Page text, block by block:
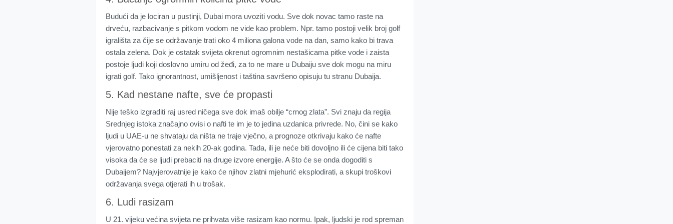
Budući da je lociran u pustinji, Dubai mora uvoziti vodu. Sve dok novac tamo raste na
drveću, razbacivanje s pitkom vodom ne vide kao problem. Npr. tamo postoji velik broj golf
igrališta za čije se održavanje trati oko 4 miliona galona vode na dan, samo kako bi trava
ostala zelena. Dok je ostatak svijeta okrenut ogromnim nestašicama pitke vode i zaista
postoje ljudi koji doslovno umiru od žeđi, za to ne mare u Dubaiju sve dok mogu na miru
igrati golf. Tako ignorantnost, umišljenost i taština savršeno opisuju tu stranu Dubaija.
5. Kad nestane nafte, sve će propasti
Nije teško izgraditi raj usred ničega sve dok imaš obilje “crnog zlata”. Svi znaju da regija
Srednjeg istoka značajno ovisi o nafti te im je to jedina uzdanica privrede. No, čini se kako
ljudi u UAE-u ne shvataju da ništa ne traje vječno, a prognoze otkrivaju kako će nafte
vjerovatno ponestati za nekih 20-ak godina. Tada, ili je neće biti dovoljno ili će cijena biti tako
visoka da će se ljudi prebaciti na druge izvore energije. A što će se onda dogoditi s
Dubaijem? Najvjerovatnije je kako će njihov zlatni mjehurić eksplodirati, a skupi troškovi
održavanja svega otjerati ih u trošak.
6. Ludi rasizam
U 21. vijeku većina svijeta ne prihvata više rasizam kao normu. Ipak, ljudski je rod spreman